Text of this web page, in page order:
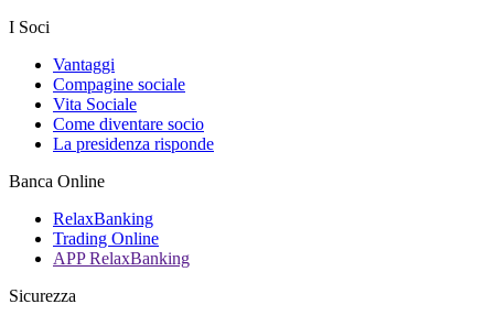
I Soci
Vantaggi
Compagine sociale
Vita Sociale
Come diventare socio
La presidenza risponde
Banca Online
RelaxBanking
Trading Online
APP RelaxBanking
Sicurezza